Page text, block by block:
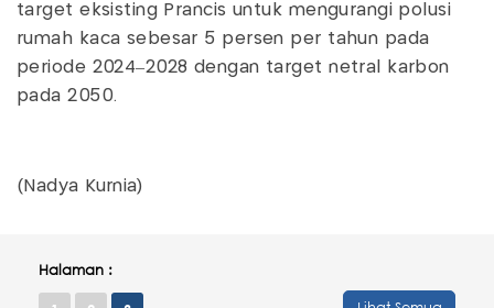
target eksisting Prancis untuk mengurangi polusi
rumah kaca sebesar 5 persen per tahun pada
periode 2024–2028 dengan target netral karbon
pada 2050.
(Nadya Kurnia)
Halaman :